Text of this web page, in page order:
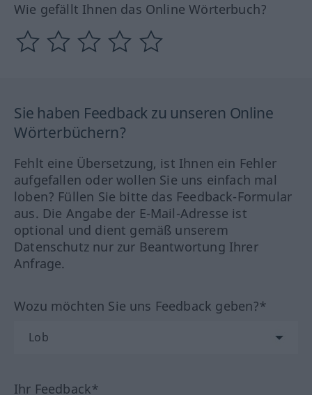
Wie gefällt Ihnen das Online Wörterbuch?
Sie haben Feedback zu unseren Online
Wörterbüchern?
Fehlt eine Übersetzung, ist Ihnen ein Fehler
aufgefallen oder wollen Sie uns einfach mal
loben? Füllen Sie bitte das Feedback-Formular
aus. Die Angabe der E-Mail-Adresse ist
optional und dient gemäß unserem
Datenschutz nur zur Beantwortung Ihrer
Anfrage.
Wozu möchten Sie uns Feedback geben?*
Ihr Feedback*